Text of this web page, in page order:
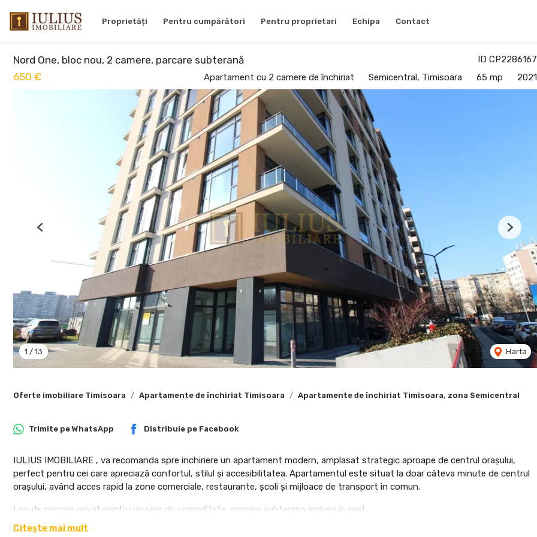
Proprietăți Pentru cumpărători Pentru proprietari Echipa Contact
ID CP2286167
Nord One, bloc nou, 2 camere, parcare subterană
650 €
Apartament cu 2 camere de închiriat Semicentral, Timisoara 65 mp 2021
1 / 13 Harta
Previous Next
Oferte imobiliare Timisoara Apartamente de închiriat Timisoara Apartamente de închiriat Timisoara, zona Semicentral
Trimite pe WhatsApp Distribuie pe Facebook
IULIUS IMOBILIARE , va recomanda spre inchiriere un apartament modern, amplasat strategic aproape de centrul orașului,
perfect pentru cei care apreciază confortul, stilul și accesibilitatea. Apartamentul este situat la doar câteva minute de centrul
orașului, având acces rapid la zone comerciale, restaurante, școli și mijloace de transport în comun.
Loc de parcare privat pentru un plus de comoditate, parcare subterana inclusa in pret
Bloc modern, dotat cu lift și spații comune curate
Citește mai mult